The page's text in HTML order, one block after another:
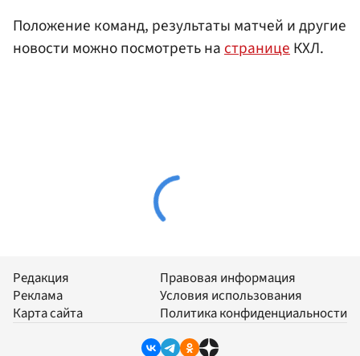
Положение команд, результаты матчей и другие
новости можно посмотреть настраницеКХЛ.
Редакция
Реклама
Карта сайта
Правовая информация
Условия использования
Политика конфиденциальности